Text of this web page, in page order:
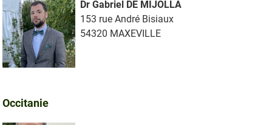
Dr Gabriel DE MIJOLLA
153 rue André Bisiaux
54320 MAXEVILLE
Occitanie